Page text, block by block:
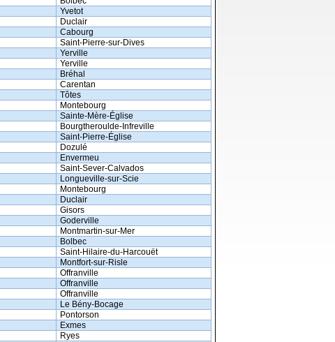
Yvetot
Duclair
Cabourg
Saint-Pierre-sur-Dives
Yerville
Yerville
Bréhal
Carentan
Tôtes
Montebourg
Sainte-Mère-Église
Bourgtheroulde-Infreville
Saint-Pierre-Église
Dozulé
Envermeu
Saint-Sever-Calvados
Longueville-sur-Scie
Montebourg
Duclair
Gisors
Goderville
Montmartin-sur-Mer
Bolbec
Saint-Hilaire-du-Harcouët
Montfort-sur-Risle
Offranville
Offranville
Offranville
Le Bény-Bocage
Pontorson
Exmes
Ryes